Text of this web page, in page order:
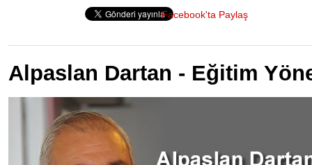
Facebook'ta Paylaş
Alpaslan Dartan - Eğitim